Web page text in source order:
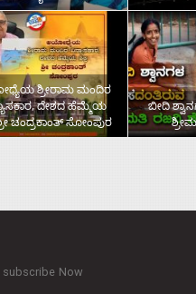
ಶ್ರೀರಾಮ ಮಂದಿರ
ದೇಶದ ಹೆಮ್ಮೆಯ
ಚಂದ್ರಕಾಂತ್‌ ಸೋಂಪುರ
ಬೀದಿ
Now